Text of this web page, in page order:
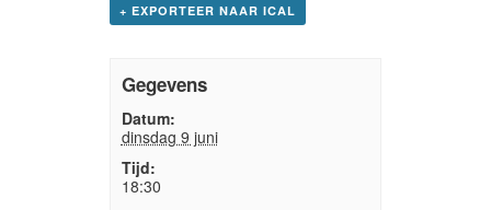
+ EXPORTEER NAAR ICAL
Gegevens
Datum:
dinsdag 9 juni
Tijd:
18:30